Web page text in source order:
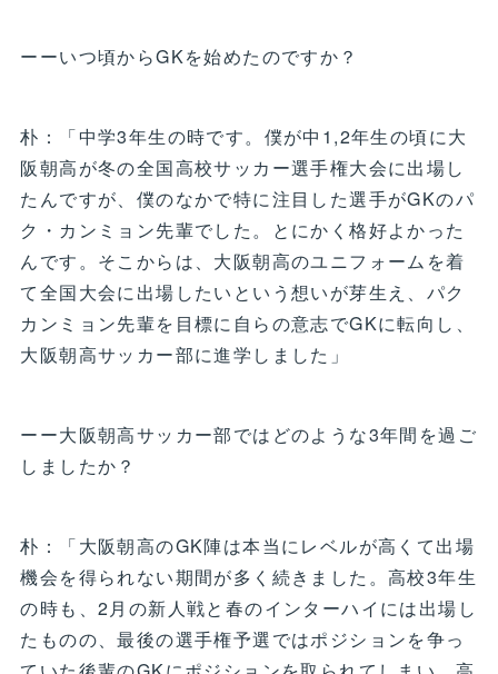
ーーいつ頃からGKを始めたのですか？
朴：「中学3年生の時です。僕が中1,2年生の頃に大
阪朝高が冬の全国高校サッカー選手権大会に出場し
たんですが、僕のなかで特に注目した選手がGKのパ
ク・カンミョン先輩でした。とにかく格好よかった
んです。そこからは、大阪朝高のユニフォームを着
て全国大会に出場したいという想いが芽生え、パク
カンミョン先輩を目標に自らの意志でGKに転向し、
大阪朝高サッカー部に進学しました」
ーー大阪朝高サッカー部ではどのような3年間を過ご
しましたか？
朴：「大阪朝高のGK陣は本当にレベルが高くて出場
機会を得られない期間が多く続きました。高校3年生
の時も、2月の新人戦と春のインターハイには出場し
たものの、最後の選手権予選ではポジションを争っ